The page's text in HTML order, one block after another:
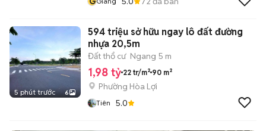
5 phút trước 6
594 triệu sở hữu ngay lô đất đường
nhựa 20,5m
Đất thổ cư Ngang 5 m
1,98 tỷ 22 tr/m² 90 m²
Phường Hòa Lợi
Tiên 5.0